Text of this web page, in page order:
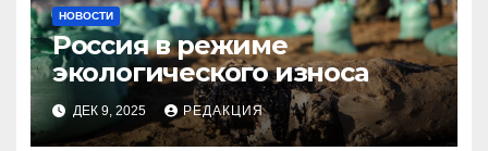
НОВОСТИ
Россия в режиме
экологического износа
ДЕК 9, 2025 РЕДАКЦИЯ